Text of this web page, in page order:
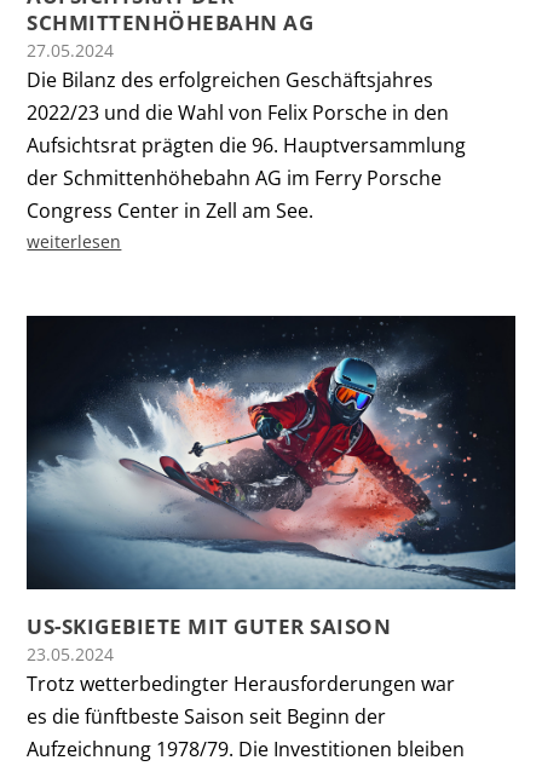
SCHMITTENHÖHEBAHN AG
27.05.2024
Die Bilanz des erfolgreichen Geschäftsjahres
2022/23 und die Wahl von Felix Porsche in den
Aufsichtsrat prägten die 96. Hauptversammlung
der Schmittenhöhebahn AG im Ferry Porsche
Congress Center in Zell am See.
weiterlesen
US-SKIGEBIETE MIT GUTER SAISON
23.05.2024
Trotz wetterbedingter Herausforderungen war
es die fünftbeste Saison seit Beginn der
Aufzeichnung 1978/79. Die Investitionen bleiben